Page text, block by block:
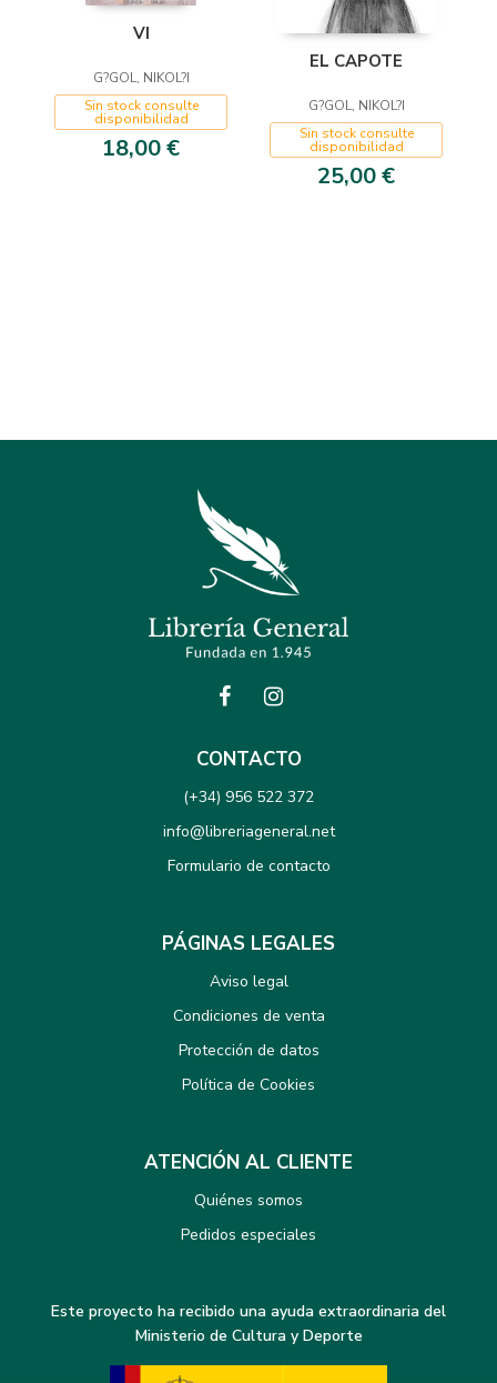
VI
G?GOL, NIKOL?I
Sin stock consulte
disponibilidad
18,00 €
EL CAPOTE
G?GOL, NIKOL?I
Sin stock consulte
disponibilidad
25,00 €
CONTACTO
(+34) 956 522 372
info@libreriageneral.net
Formulario de contacto
PÁGINAS LEGALES
Aviso legal
Condiciones de venta
Protección de datos
Política de Cookies
ATENCIÓN AL CLIENTE
Quiénes somos
Pedidos especiales
Este proyecto ha recibido una ayuda extraordinaria del
Ministerio de Cultura y Deporte